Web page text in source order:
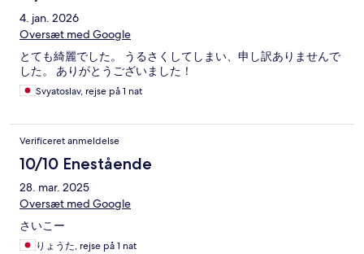
4. jan. 2026
Oversæt med Google
とても綺麗でした。 うるさくしてしまい、申し訳ありませんで
した。 ありがとうございました！
Svyatoslav, rejse på 1 nat
Verificeret anmeldelse
10/10 Enestående
28. mar. 2025
Oversæt med Google
さいこー
りょうた, rejse på 1 nat